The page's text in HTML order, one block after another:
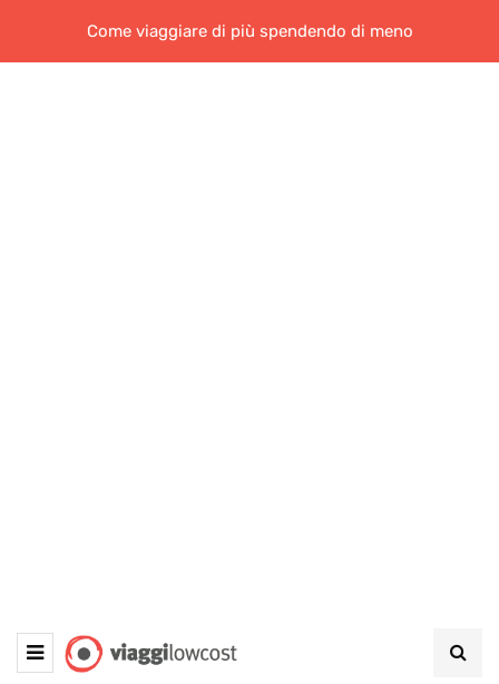
Come viaggiare di più spendendo di meno